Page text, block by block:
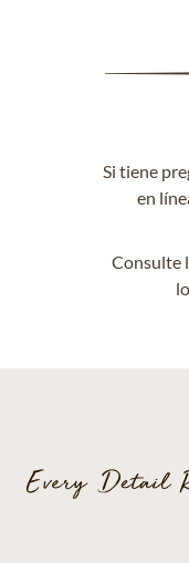
Si tiene
en
Consulte